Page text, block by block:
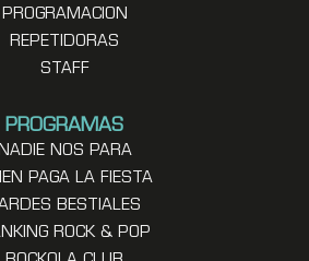
PROGRAMACION
REPETIDORAS
STAFF
PROGRAMAS
NADIE NOS PARA
PAGA LA FIESTA
BESTIALES
ROCK & POP